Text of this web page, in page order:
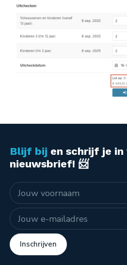
Blijf bij en schrijf je in
nieuwsbrief! 📨
Naam
E-mailadres
Inschrijven